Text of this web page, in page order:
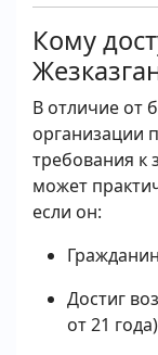
Кому
В отличие от
организации
требования к
может
если он:
Достиг
от 21 года)